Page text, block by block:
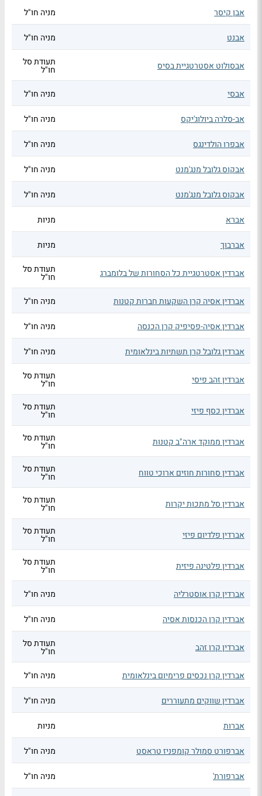
אבן קיסר מניה חו"ל
אבנט מניה חו"ל
אבסולוט אסטרטגיית בסיס תעודת סל
חו"ל
אבסי
מניה חו"ל
אב-סלרה ביולוג'יקס מניה חו"ל
אבפרו הולדינגס מניה חו"ל
אבקוס גלובל מנג'מנט מניה חו"ל
אבקוס גלובל מנג'מנט מניה חו"ל
אברא מניות
אברבוך מניות
אברדין אסטרטגיית כל הסחורות של בלומברג תעודת סל
חו"ל
אברדין אסיה קרן השקעות חברות קטנות
מניה חו"ל
אברדין אסיה-פסיפיק קרן הכנסה מניה חו"ל
אברדין גלובל קרן תשתיות בינלאומית מניה חו"ל
אברדין זהב פיסי תעודת סל
חו"ל
אברדין כסף פיזי תעודת סל
חו"ל
אברדין ממוקד ארה"ב קטנות תעודת סל
חו"ל
אברדין סחורות חוזים ארוכי טווח תעודת סל
חו"ל
אברדין סל מתכות יקרות תעודת סל
חו"ל
אברדין פלדיום פיזי תעודת סל
חו"ל
אברדין פלטינה פיזית תעודת סל
חו"ל
אברדין קרן אוסטרליה
מניה חו"ל
אברדין קרן הכנסות אסיה מניה חו"ל
אברדין קרן זהב תעודת סל
חו"ל
אברדין קרן נכסים פרימיום בינלאומית
מניה חו"ל
אברדין שווקים מתעוררים מניה חו"ל
אברות מניות
אברפורט סמולר קומפניז טראסט מניה חו"ל
אברפורת' מניה חו"ל